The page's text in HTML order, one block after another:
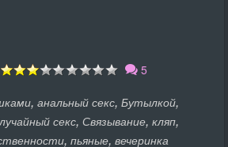
5
, анальный секс, Бутылкой,
секс, Связывание, кляп,
, пьяные, вечеринка